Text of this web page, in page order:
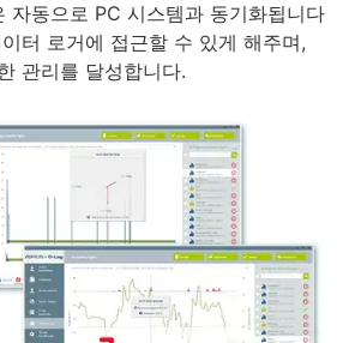
자동으로 PC 시스템과 동기화됩니다
터 로거에 접근할 수 있게 해주며,
관리를 달성합니다.